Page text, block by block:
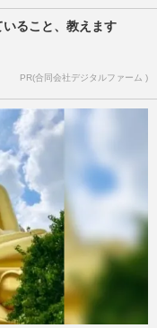
ること、教えます
PR(合同会社デジタルファーム )